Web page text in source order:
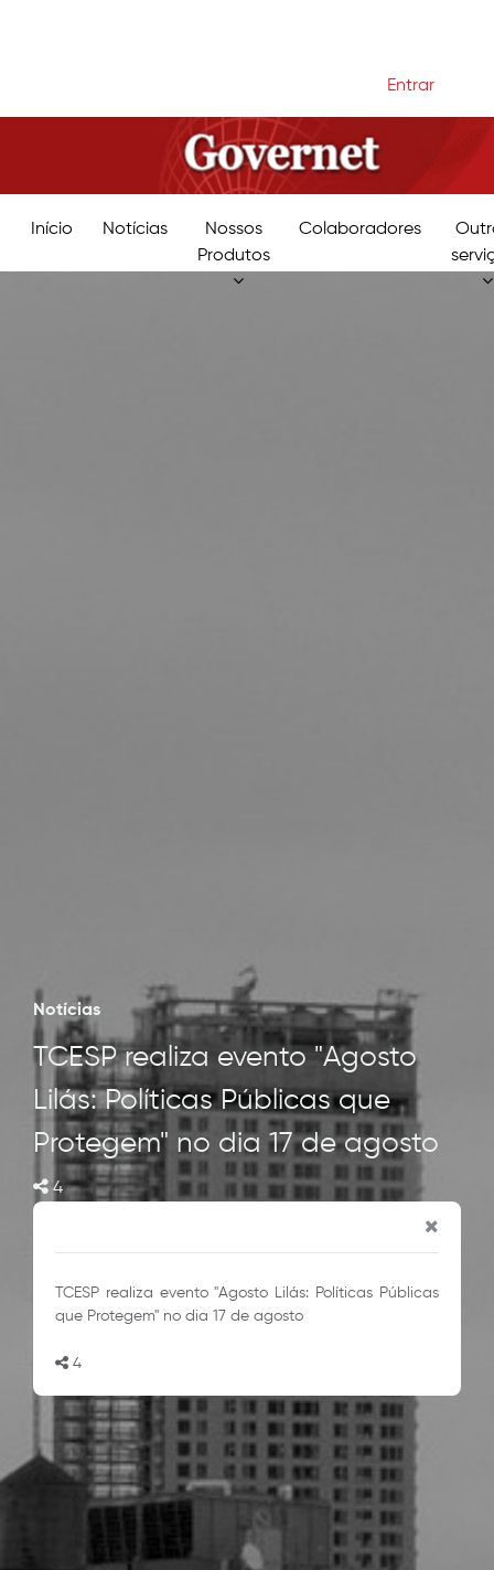
Entrar
Início Notícias
Nossos
Produtos
Colaboradores
Notícias
TCESP realiza evento "Agosto
Lilás: Políticas Públicas que
Protegem" no dia 17 de agosto
4
TCESP realiza evento "Agosto Lilás: Políticas Públicas
que Protegem" no dia 17 de agosto
4